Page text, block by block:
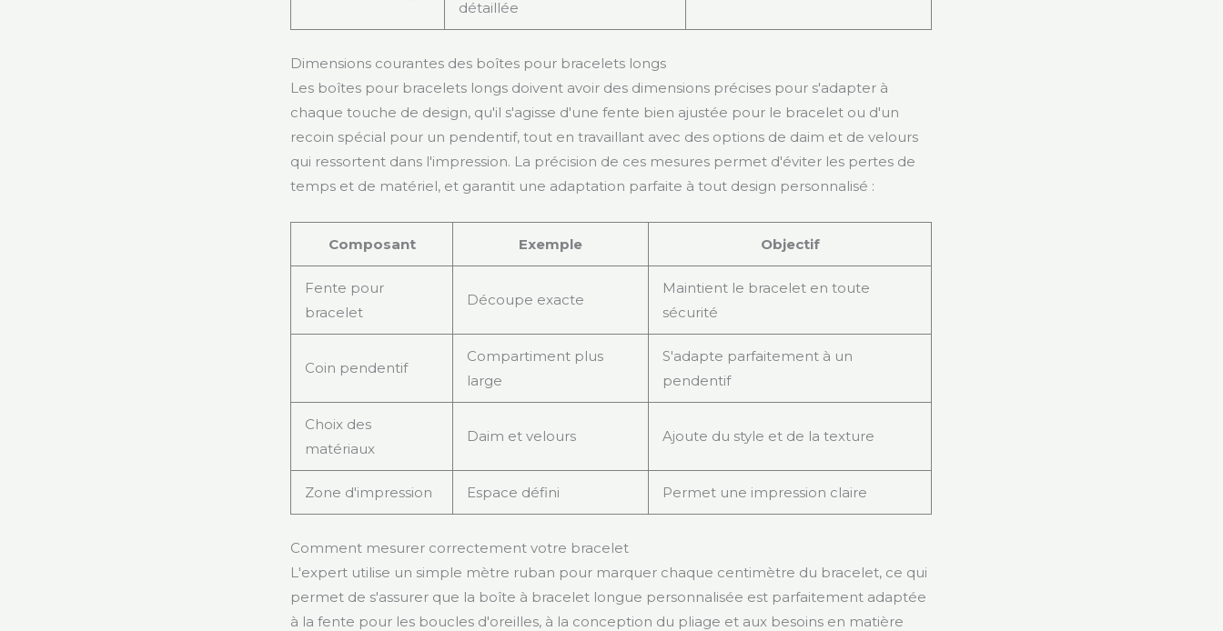
détaillée
Dimensions courantes des boîtes pour bracelets longs
Les boîtes pour bracelets longs doivent avoir des dimensions précises pour s'adapter à
chaque touche de design, qu'il s'agisse d'une fente bien ajustée pour le bracelet ou d'un
recoin spécial pour un pendentif, tout en travaillant avec des options de daim et de velours
qui ressortent dans l'impression. La précision de ces mesures permet d'éviter les pertes de
temps et de matériel, et garantit une adaptation parfaite à tout design personnalisé :
Composant Exemple Objectif
Fente pour
bracelet
Découpe exacte
Maintient le bracelet en toute
sécurité
Coin pendentif
Compartiment plus
large
S'adapte parfaitement à un
pendentif
Choix des
matériaux
Daim et velours Ajoute du style et de la texture
Zone d'impression Espace défini Permet une impression claire
Comment mesurer correctement votre bracelet
L'expert utilise un simple mètre ruban pour marquer chaque centimètre du bracelet, ce qui
permet de s'assurer que la boîte à bracelet longue personnalisée est parfaitement adaptée
à la fente pour les boucles d'oreilles, à la conception du pliage et aux besoins en matière